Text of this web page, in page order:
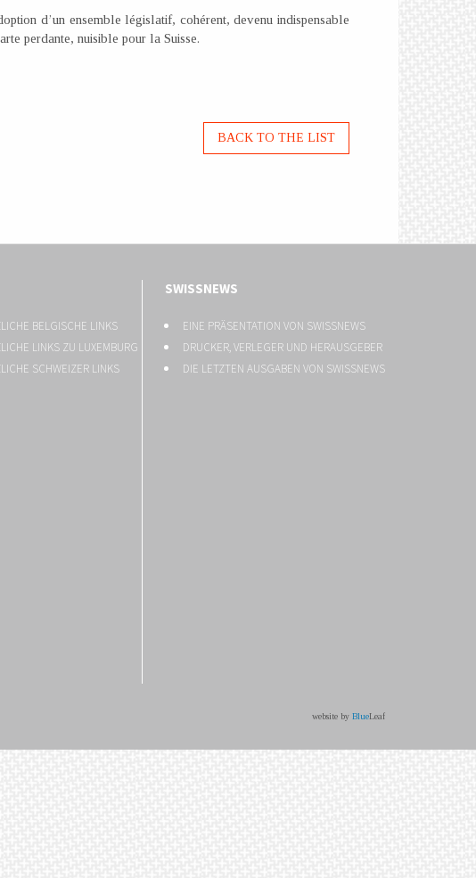
d’un ensemble législatif, cohérent, devenu indispensable
perdante, nuisible pour la Suisse.
BACK TO THE LIST
BELGISCHE LINKS
LINKS ZU LUXEMBURG
SCHWEIZER LINKS
SWISSNEWS
EINE PRÄSENTATION VON SWISSNEWS
DRUCKER, VERLEGER UND HERAUSGEBER
DIE LETZTEN AUSGABEN VON SWISSNEWS
website by BlueLeaf